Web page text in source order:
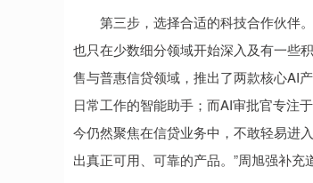
第三步，选择合适的科技合作伙伴。
也只在少数细分领域开始深入及有一些
售与普惠信贷领域，推出了两款核心AI
日常工作的智能助手；而AI审批官专注
今仍然聚焦在信贷业务中，不敢轻易进
出真正可用、可靠的产品。”周旭强补充道